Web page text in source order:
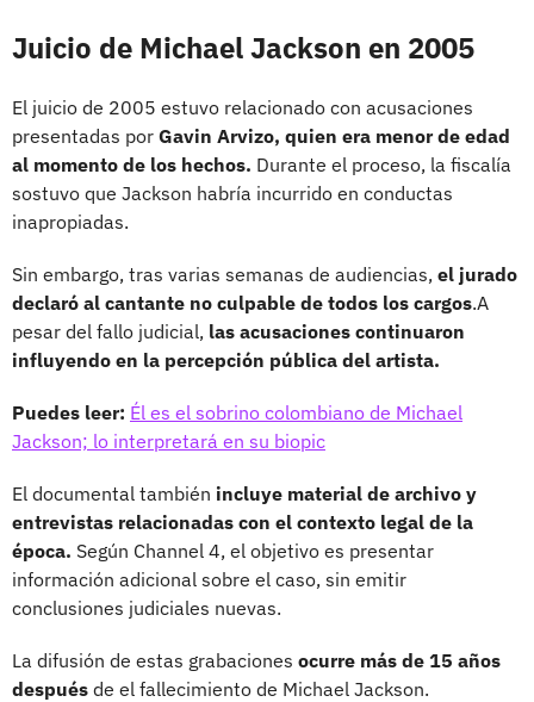
Juicio de Michael Jackson en 2005
El juicio de 2005 estuvo relacionado con acusaciones
presentadas por Gavin Arvizo, quien era menor de edad
al momento de los hechos. Durante el proceso, la fiscalía
sostuvo que Jackson habría incurrido en conductas
inapropiadas.
Sin embargo, tras varias semanas de audiencias, el jurado
declaró al cantante no culpable de todos los cargos.A
pesar del fallo judicial, las acusaciones continuaron
influyendo en la percepción pública del artista.
Puedes leer: Él es el sobrino colombiano de Michael
Jackson; lo interpretará en su biopic
El documental también incluye material de archivo y
entrevistas relacionadas con el contexto legal de la
época. Según Channel 4, el objetivo es presentar
información adicional sobre el caso, sin emitir
conclusiones judiciales nuevas.
La difusión de estas grabaciones ocurre más de 15 años
después de el fallecimiento de Michael Jackson.